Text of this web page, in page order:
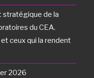
stratégique de la
du CEA.
ceux qui la rendent
2026